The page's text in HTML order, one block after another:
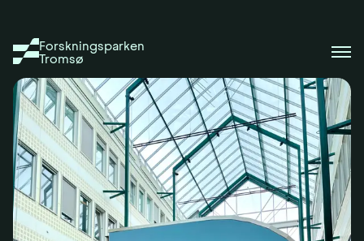
Forskningsparken
Tromsø